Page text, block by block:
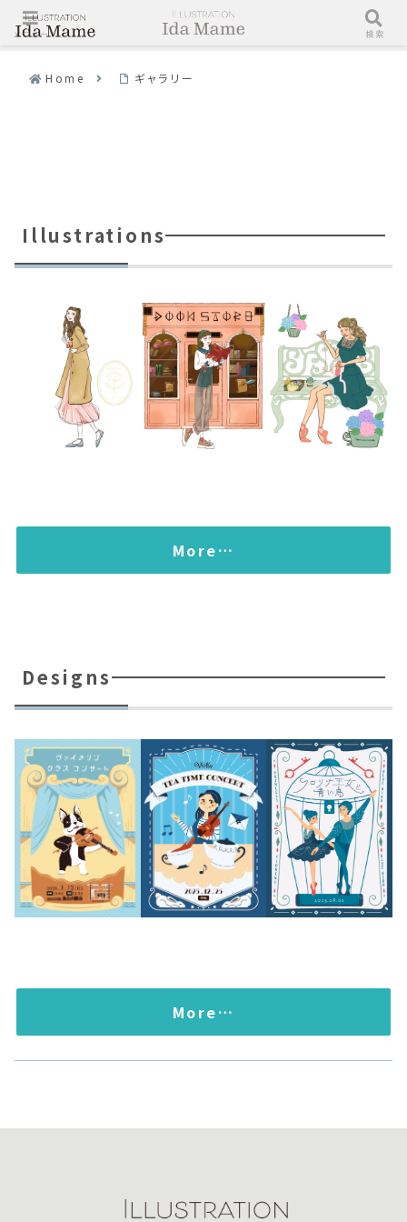
Home ギャラリー
Illustrations
More…
Designs
More…
メニュー 検索